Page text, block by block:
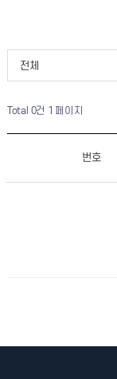
전체
Total 0건 1 페이지
번호